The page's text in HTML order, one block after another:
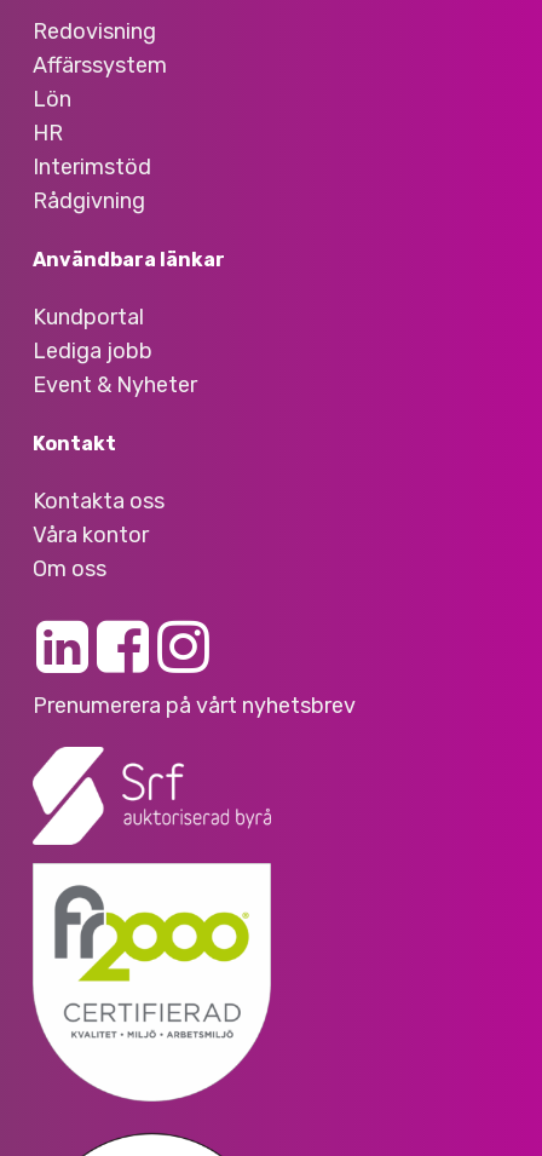
Redovisning
Affärssystem
Lön
HR
Interimstöd
Rådgivning
Användbara länkar
Kundportal
Lediga jobb
Event & Nyheter
Kontakt
Kontakta oss
Våra kontor
Om oss
Prenumerera på vårt nyhetsbrev